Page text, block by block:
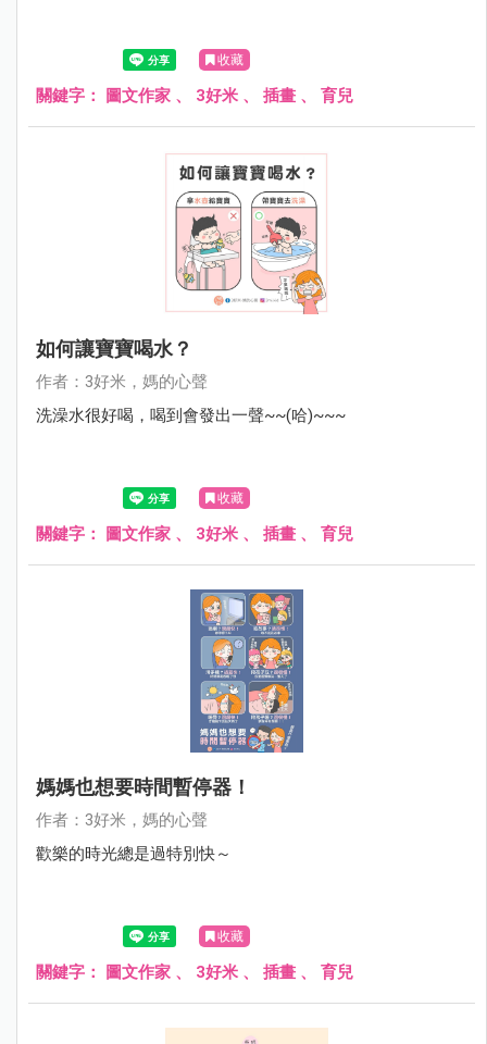
收藏
關鍵字： 圖文作家 、 3好米 、 插畫 、 育兒
如何讓寶寶喝水？
作者：3好米，媽的心聲
洗澡水很好喝，喝到會發出一聲~~(哈)~~~
收藏
關鍵字： 圖文作家 、 3好米 、 插畫 、 育兒
媽媽也想要時間暫停器！
作者：3好米，媽的心聲
歡樂的時光總是過特別快～
收藏
關鍵字： 圖文作家 、 3好米 、 插畫 、 育兒